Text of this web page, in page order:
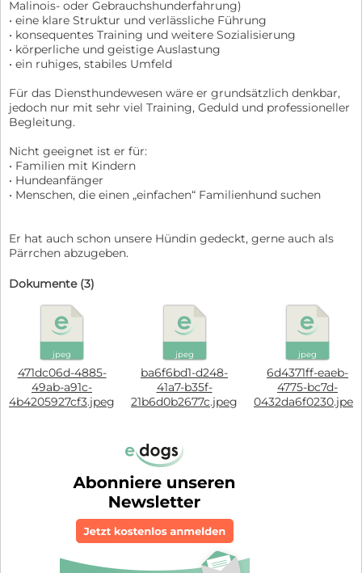
Malinois- oder Gebrauchshunderfahrung)
• eine klare Struktur und verlässliche Führung
• konsequentes Training und weitere Sozialisierung
• körperliche und geistige Auslastung
• ein ruhiges, stabiles Umfeld
Für das Diensthundewesen wäre er grundsätzlich denkbar,
jedoch nur mit sehr viel Training, Geduld und professioneller
Begleitung.
Nicht geeignet ist er für:
• Familien mit Kindern
• Hundeanfänger
• Menschen, die einen „einfachen“ Familienhund suchen
Er hat auch schon unsere Hündin gedeckt, gerne auch als
Pärrchen abzugeben.
Dokumente (3)
jpeg
471dc06d-4885-
49ab-a91c-
4b4205927cf3.jpeg
jpeg
ba6f6bd1-d248-
41a7-b35f-
21b6d0b2677c.jpeg
jpeg
6d4371ff-eaeb-
4775-bc7d-
0432da6f0230.jpeg